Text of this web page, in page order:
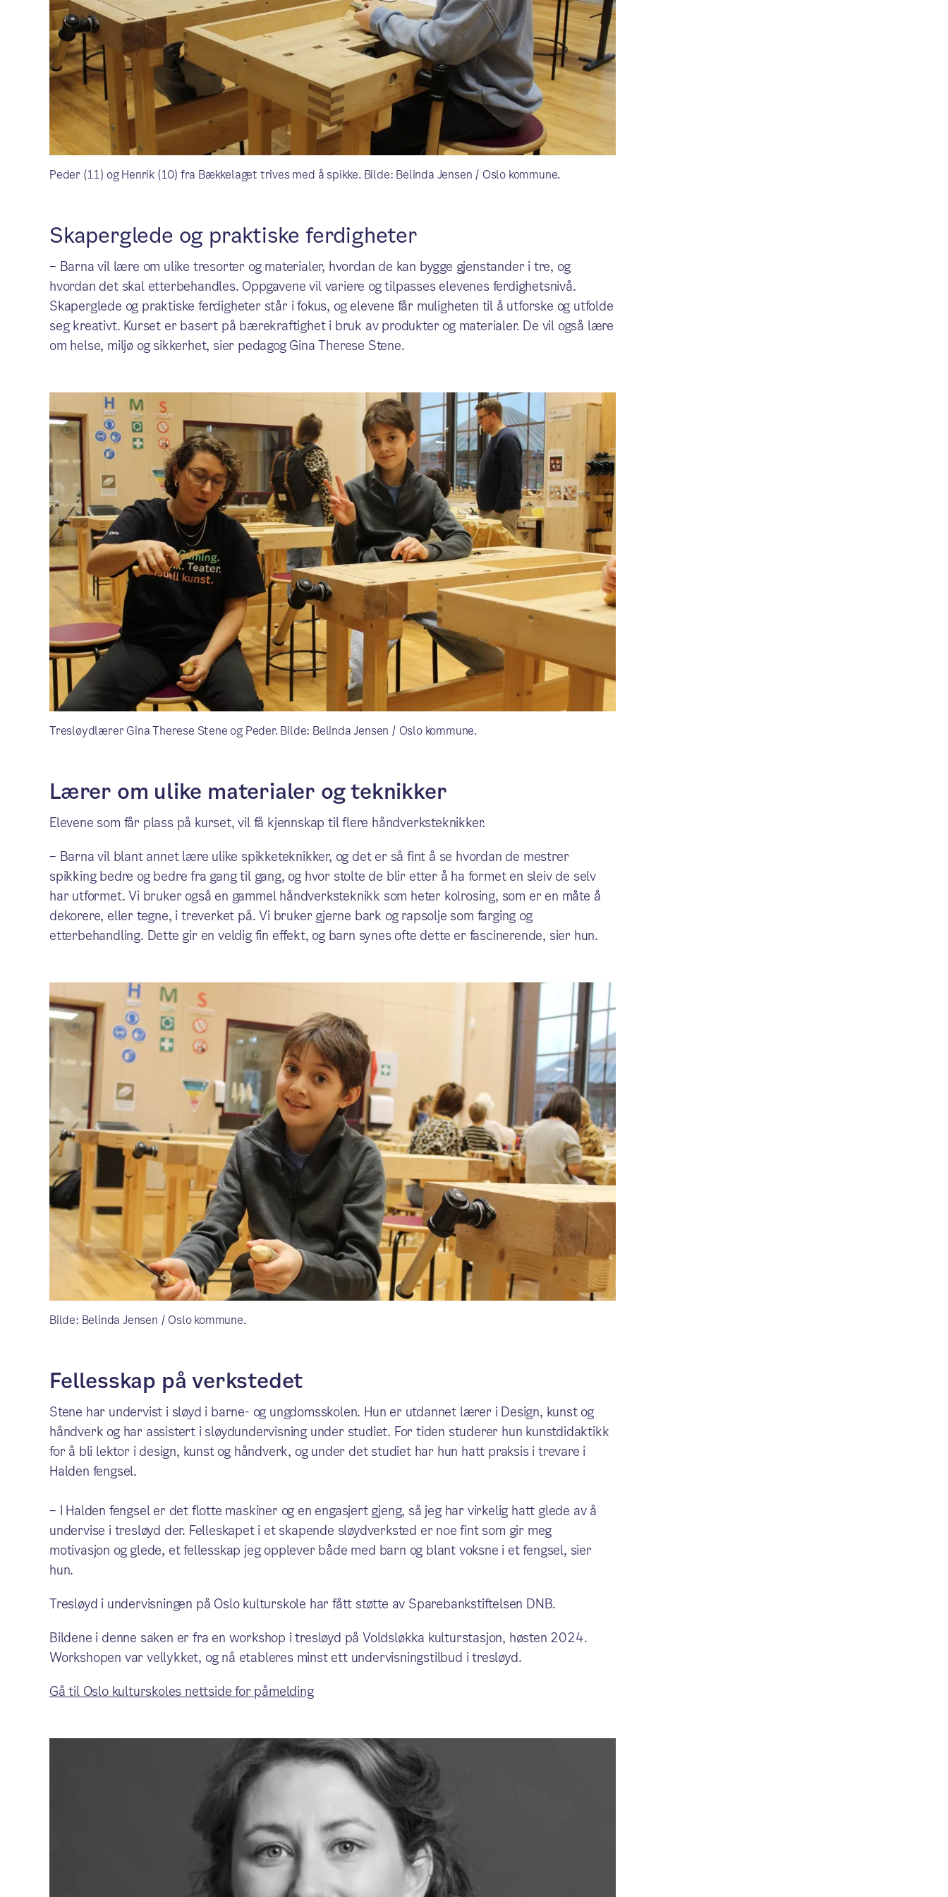
Peder (11) og Henrik (10) fra Bækkelaget trives med å spikke. Bilde: Belinda Jensen / Oslo kommune.
Skaperglede og praktiske ferdigheter
– Barna vil lære om ulike tresorter og materialer, hvordan de kan bygge gjenstander i tre, og
hvordan det skal etterbehandles. Oppgavene vil variere og tilpasses elevenes ferdighetsnivå.
Skaperglede og praktiske ferdigheter står i fokus, og elevene får muligheten til å utforske og utfolde
seg kreativt. Kurset er basert på bærekraftighet i bruk av produkter og materialer. De vil også lære
om helse, miljø og sikkerhet, sier pedagog Gina Therese Stene.
Tresløydlærer Gina Therese Stene og Peder. Bilde: Belinda Jensen / Oslo kommune.
Lærer om ulike materialer og teknikker
Elevene som får plass på kurset, vil få kjennskap til flere håndverksteknikker.
– Barna vil blant annet lære ulike spikketeknikker, og det er så fint å se hvordan de mestrer
spikking bedre og bedre fra gang til gang, og hvor stolte de blir etter å ha formet en sleiv de selv
har utformet. Vi bruker også en gammel håndverksteknikk som heter kolrosing, som er en måte å
dekorere, eller tegne, i treverket på. Vi bruker gjerne bark og rapsolje som farging og
etterbehandling. Dette gir en veldig fin effekt, og barn synes ofte dette er fascinerende, sier hun.
Bilde: Belinda Jensen / Oslo kommune.
Fellesskap på verkstedet
Stene har undervist i sløyd i barne- og ungdomsskolen. Hun er utdannet lærer i Design, kunst og
håndverk og har assistert i sløydundervisning under studiet. For tiden studerer hun kunstdidaktikk
for å bli lektor i design, kunst og håndverk, og under det studiet har hun hatt praksis i trevare i
Halden fengsel.
– I Halden fengsel er det flotte maskiner og en engasjert gjeng, så jeg har virkelig hatt glede av å
undervise i tresløyd der. Felleskapet i et skapende sløydverksted er noe fint som gir meg
motivasjon og glede, et fellesskap jeg opplever både med barn og blant voksne i et fengsel, sier
hun.
Tresløyd i undervisningen på Oslo kulturskole har fått støtte av Sparebankstiftelsen DNB.
Bildene i denne saken er fra en workshop i tresløyd på Voldsløkka kulturstasjon, høsten 2024.
Workshopen var vellykket, og nå etableres minst ett undervisningstilbud i tresløyd.
Gå til Oslo kulturskoles nettside for påmelding